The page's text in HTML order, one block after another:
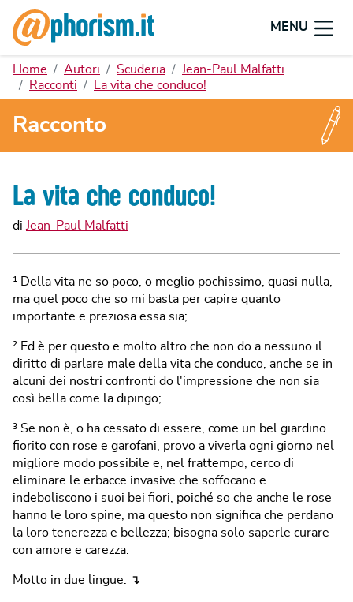
MENU
Home Autori Scuderia
Jean-Paul Malfatti
Racconti
La vita che conduco!
Racconto
La vita che conduco!
di Jean-Paul Malfatti
¹ Della vita ne so poco, o meglio pochissimo, quasi nulla,
ma quel poco che so mi basta per capire quanto
importante e preziosa essa sia;
² Ed è per questo e molto altro che non do a nessuno il
diritto di parlare male della vita che conduco, anche se in
alcuni dei nostri confronti do l'impressione che non sia
così bella come la dipingo;
³ Se non è, o ha cessato di essere, come un bel giardino
fiorito con rose e garofani, provo a viverla ogni giorno nel
migliore modo possibile e, nel frattempo, cerco di
eliminare le erbacce invasive che soffocano e
indeboliscono i suoi bei fiori, poiché so che anche le rose
hanno le loro spine, ma questo non significa che perdano
la loro tenerezza e bellezza; bisogna solo saperle curare
con amore e carezza.
Motto in due lingue: ↴